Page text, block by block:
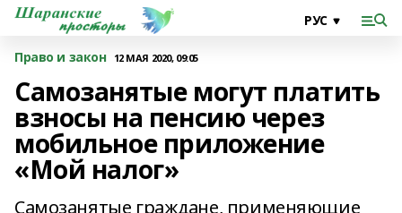
Право и закон 12 МАЯ 2020, 09:05
Самозанятые могут платить
взносы на пенсию через
мобильное приложение
«Мой налог»
Самозанятые граждане, применяющие